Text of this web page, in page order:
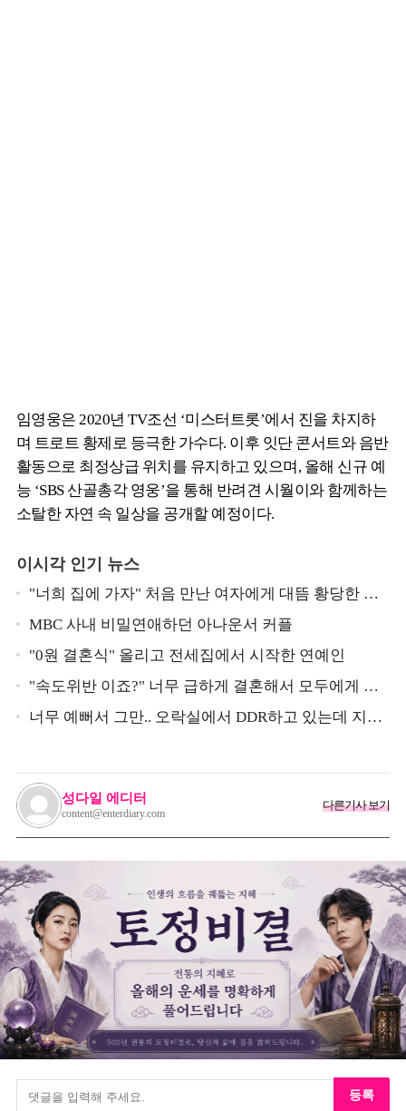
임영웅은 2020년 TV조선 ‘미스터트롯’에서 진을 차지하
며 트로트 황제로 등극한 가수다. 이후 잇단 콘서트와 음반
활동으로 최정상급 위치를 유지하고 있으며, 올해 신규 예
능 ‘SBS 산골총각 영웅’을 통해 반려견 시월이와 함께하는
소탈한 자연 속 일상을 공개할 예정이다.
이시각 인기 뉴스
"너희 집에 가자" 처음 만난 여자에게 대뜸 황당한 요
구 했다는 MBC 아나운서
MBC 사내 비밀연애하던 아나운서 커플
"0원 결혼식" 올리고 전세집에서 시작한 연예인
"속도위반 이죠?" 너무 급하게 결혼해서 모두에게 의
심 받았던 스타
너무 예뻐서 그만.. 오락실에서 DDR하고 있는데 지나
성다일 에디터
content@enterdiary.com
다른기사 보기
등록